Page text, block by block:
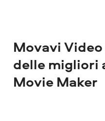
Movavi
delle migliori
Movie Maker